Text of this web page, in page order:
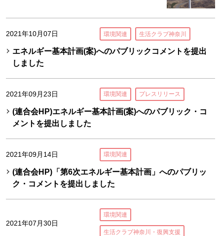
2021年10月07日 環境関連 生活クラブ神奈川
エネルギー基本計画(案)へのパブリックコメントを提出
しました
2021年09月23日 環境関連 プレスリリース
(連合会HP)エネルギー基本計画(案)へのパブリック・コ
メントを提出しました
2021年09月14日 環境関連
(連合会HP)「第6次エネルギー基本計画」へのパブリッ
ク・コメントを提出しました
2021年07月30日
環境関連
生活クラブ神奈川・復興支援